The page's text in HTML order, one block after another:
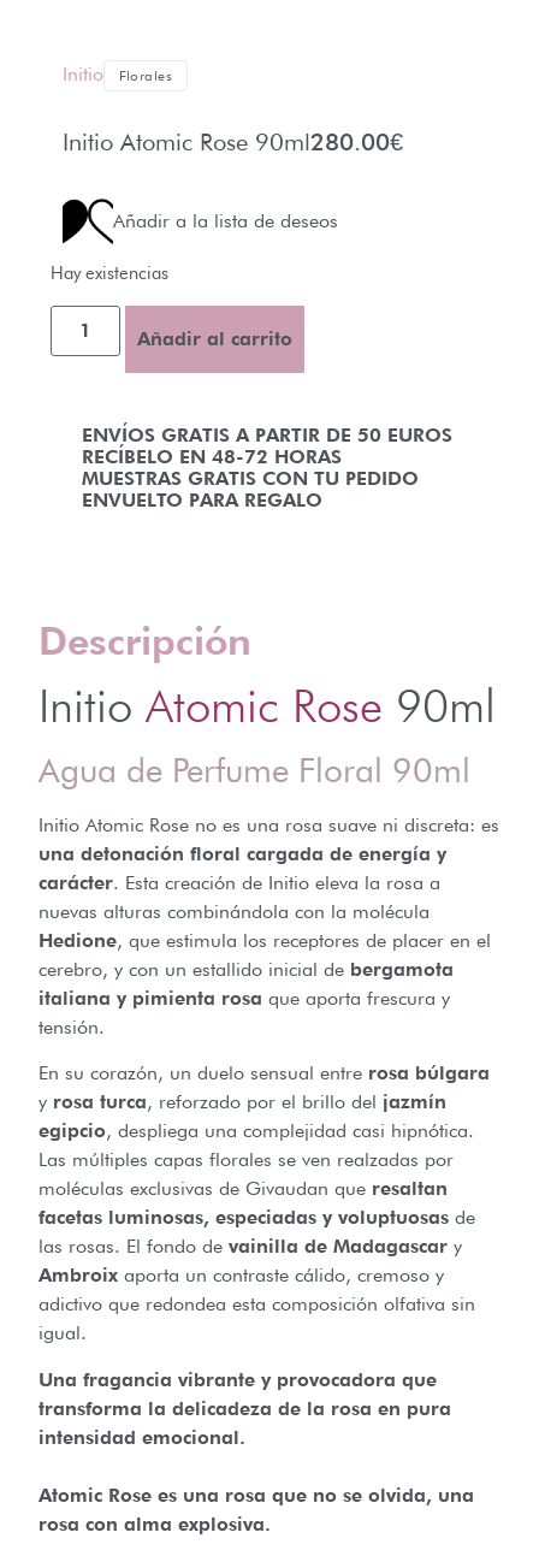
Initio Florales
Initio Atomic Rose 90ml280.00€
Añadir a la lista de deseos
ENVÍOS GRATIS A PARTIR DE 50 EUROS
RECÍBELO EN 48-72 HORAS
MUESTRAS GRATIS CON TU PEDIDO
ENVUELTO PARA REGALO
Hay existencias
Añadir al carrito
Descripción
Initio Atomic Rose 90ml
Agua de Perfume Floral 90ml
Initio Atomic Rose no es una rosa suave ni discreta: es
una detonación floral cargada de energía y
carácter. Esta creación de Initio eleva la rosa a
nuevas alturas combinándola con la molécula
Hedione, que estimula los receptores de placer en el
cerebro, y con un estallido inicial de bergamota
italiana y pimienta rosa que aporta frescura y
tensión.
En su corazón, un duelo sensual entre rosa búlgara
y rosa turca, reforzado por el brillo del jazmín
egipcio, despliega una complejidad casi hipnótica.
Las múltiples capas florales se ven realzadas por
moléculas exclusivas de Givaudan que resaltan
facetas luminosas, especiadas y voluptuosas de
las rosas. El fondo de vainilla de Madagascar y
Ambroix aporta un contraste cálido, cremoso y
adictivo que redondea esta composición olfativa sin
igual.
Una fragancia vibrante y provocadora que
transforma la delicadeza de la rosa en pura
intensidad emocional.
Atomic Rose es una rosa que no se olvida, una
rosa con alma explosiva.